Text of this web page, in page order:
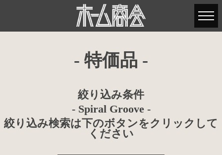
- 特価品 -
絞り込み条件
- Spiral Groove -
絞り込み検索は下のボタンをクリックして
ください